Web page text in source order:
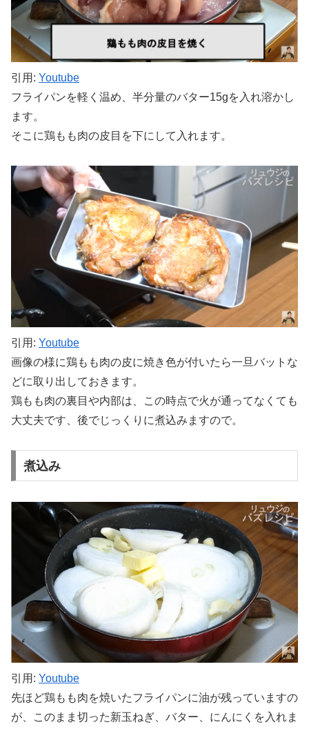
引用: Youtube
フライパンを軽く温め、半分量のバター15gを入れ溶かし
ます。
そこに鶏もも肉の皮目を下にして入れます。
引用: Youtube
画像の様に鶏もも肉の皮に焼き色が付いたら一旦バットな
どに取り出しておきます。
鶏もも肉の裏目や内部は、この時点で火が通ってなくても
大丈夫です、後でじっくりに煮込みますので。
煮込み
引用: Youtube
先ほど鶏もも肉を焼いたフライパンに油が残っていますの
が、このまま切った新玉ねぎ、バター、にんにくを入れま